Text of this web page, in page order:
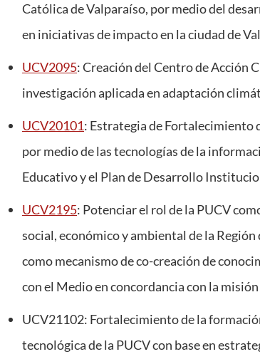
Católica de Valparaíso, por medio del
en iniciativas de impacto en la ciudad de
UCV2095: Creación del Centro de Acción
investigación aplicada en adaptación
UCV20101: Estrategia de Fortalecimiento
por medio de las tecnologías de la
Educativo y el Plan de Desarrollo
UCV2195: Potenciar el rol de la PUCV
social, económico y ambiental de la
como mecanismo de co-creación de
con el Medio en concordancia con la
UCV21102: Fortalecimiento de la
tecnológica de la PUCV con base en